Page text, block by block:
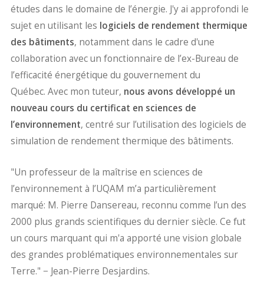
études dans le domaine de l’énergie. J'y ai approfondi le
sujet en utilisant les logiciels de rendement thermique
des bâtiments, notamment dans le cadre d'une
collaboration avec un fonctionnaire de l’ex-Bureau de
l’efficacité énergétique du gouvernement du
Québec. Avec mon tuteur, nous avons développé un
nouveau cours du certificat en sciences de
l’environnement, centré sur l’utilisation des logiciels de
simulation de rendement thermique des bâtiments.
"Un professeur de la maîtrise en sciences de
l’environnement à l’UQAM m’a particulièrement
marqué: M. Pierre Dansereau, reconnu comme l’un des
2000 plus grands scientifiques du dernier siècle. Ce fut
un cours marquant qui m'a apporté une vision globale
des grandes problématiques environnementales sur
Terre." − Jean-Pierre Desjardins.